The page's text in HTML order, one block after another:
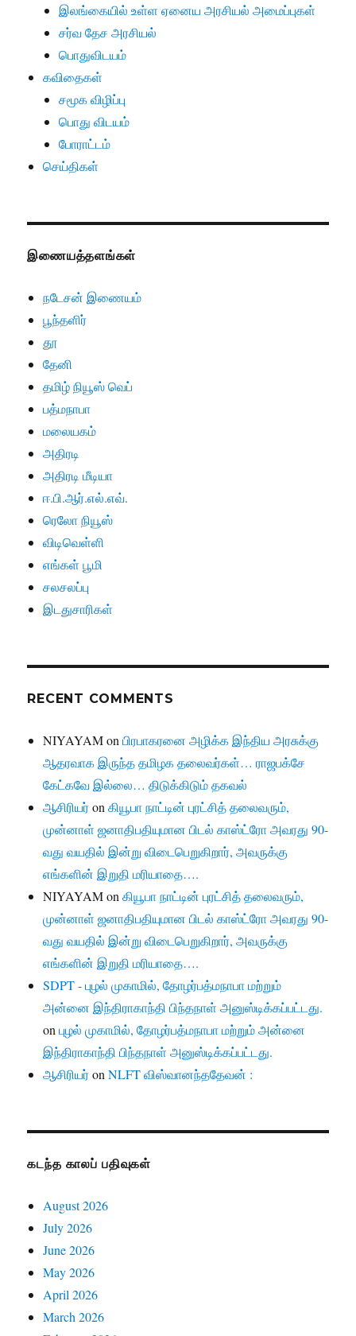
இலங்கையில் உள்ள ஏனைய அரசியல் அமைப்புகள்
சர்வ தேச அரசியல்
பொதுவிடயம்
கவிதைகள்
சமூக விழிப்பு
பொது விடயம்
போராட்டம்
செய்திகள்
இணையத்தளங்கள்
நடேசன் இணையம்
பூந்தளிர்
தூ
தேனி
தமிழ் நியூஸ் வெப்
பத்மநாபா
மலையகம்
அதிரடி
அதிரடி மீடியா
ஈ.பி.ஆர்.எல்.எவ்.
ரெலோ நியூஸ்
விடிவெள்ளி
எங்கள் பூமி
சலசலப்பு
இடதுசாரிகள்
RECENT COMMENTS
NIYAYAMonபிரபாகரனை அழிக்க இந்திய அரசுக்கு
ஆதரவாக இருந்த தமிழக தலைவர்கள்… ராஜபக்சே
கேட்கவே இல்லை… திடுக்கிடும் தகவல்
ஆசிரியர்onகியூபா நாட்டின் புரட்சித் தலைவரும்,
முன்னாள் ஜனாதிபதியுமான பிடல் காஸ்ட்ரோ அவரது 90-
வது வயதில் இன்று விடைபெறுகிறார், அவருக்கு
எங்களின் இறுதி மரியாதை….
NIYAYAMonகியூபா நாட்டின் புரட்சித் தலைவரும்,
முன்னாள் ஜனாதிபதியுமான பிடல் காஸ்ட்ரோ அவரது 90-
வது வயதில் இன்று விடைபெறுகிறார், அவருக்கு
எங்களின் இறுதி மரியாதை….
SDPT - புழல் முகாமில், தோழர்பத்மநாபா மற்றும்
அன்னை இந்திராகாந்தி பிந்தநாள் அனுஸ்டிக்கப்பட்டது.
onபுழல் முகாமில், தோழர்பத்மநாபா மற்றும் அன்னை
இந்திராகாந்தி பிந்தநாள் அனுஸ்டிக்கப்பட்டது.
ஆசிரியர்onNLFT விஸ்வானந்ததேவன் :
கடந்த காலப் பதிவுகள்
August 2026
July 2026
June 2026
May 2026
April 2026
March 2026